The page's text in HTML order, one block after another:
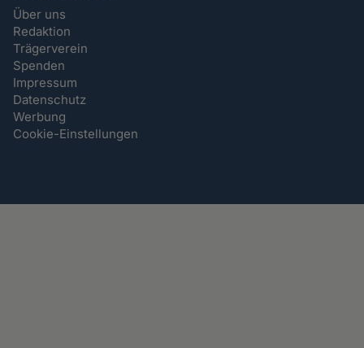
Über uns
Redaktion
Trägerverein
Spenden
Impressum
Datenschutz
Werbung
Cookie-Einstellungen